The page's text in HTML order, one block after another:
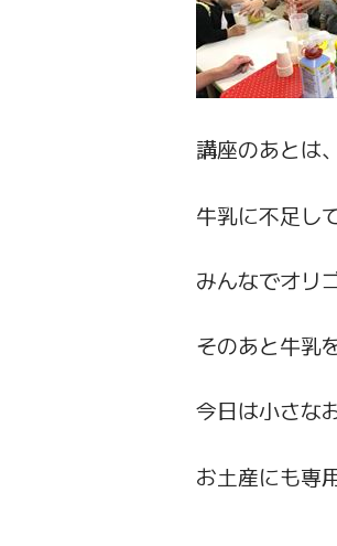
講座のあとは
牛乳に不足し
みんなでオリ
そのあと牛乳
今日は小さな
お土産にも専